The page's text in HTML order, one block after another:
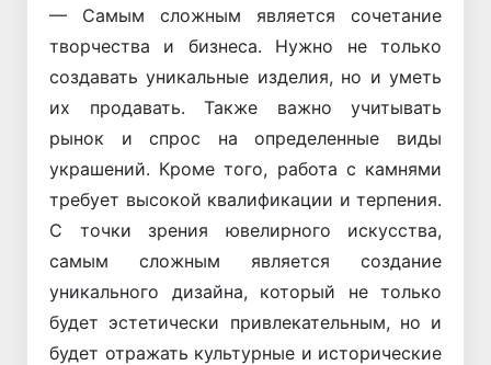
— Самым сложным является сочетание
творчества и бизнеса. Нужно не только
создавать уникальные изделия, но и уметь
их продавать. Также важно учитывать
рынок и спрос на определенные виды
украшений. Кроме того, работа с камнями
требует высокой квалификации и терпения.
С точки зрения ювелирного искусства,
самым сложным является создание
уникального дизайна, который не только
будет эстетически привлекательным, но и
будет отражать культурные и исторические